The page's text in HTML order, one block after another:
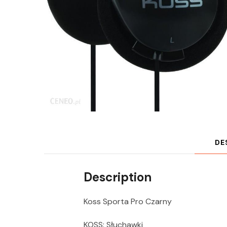
Description
Koss Sporta Pro Czarny
KOSS: Słuchawki